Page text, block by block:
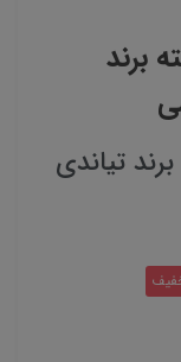
برند
برند تیاندی